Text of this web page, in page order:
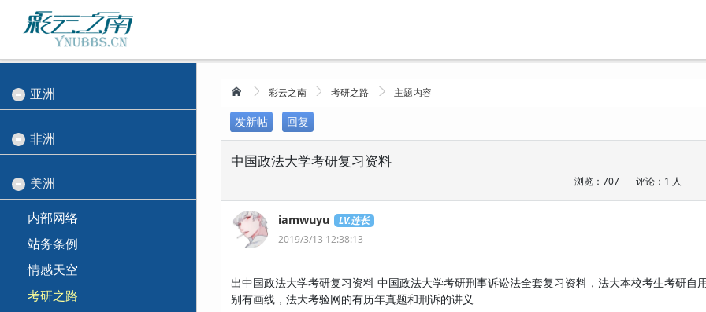
亚洲
非洲
美洲
内部网络
站务条例
情感天空
考研之路
彩云之南 考研之路 主题内容
发新帖 回复
中国政法大学考研复习资料
浏览：707 评论：1 人
iamwuyu
LV.连长
2019/3/13 12:38:13
出中国政法大学考研复习资料 中国政法大学考研刑事诉讼法全套复习资料，法大本校考生考研
别有画线，法大考验网的有历年真题和刑诉的讲义